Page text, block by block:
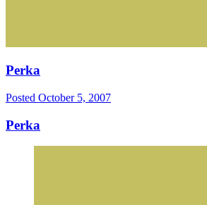
Perka
Posted October 5, 2007
Perka